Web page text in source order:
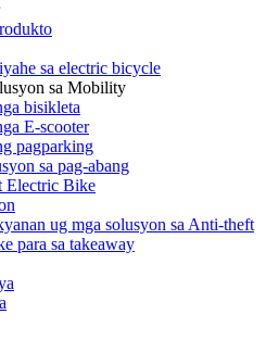
sa electric bicycle
sa Mobility
bisikleta
E-scooter
pagparking
sa pag-abang
Electric Bike
ug mga solusyon sa Anti-theft
para sa takeaway